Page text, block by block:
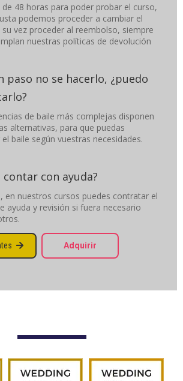
de 48 horas para poder probar el curso,
podemos proceder a cambiar el
vez proceder al reembolso, siempre
nuestras políticas de devolución
paso no se hacerlo, ¿puedo
de baile más complejas disponen
alternativas, para que puedas
baile según vuestras necesidades.
contar con ayuda?
en nuestros cursos puedes contratar el
ayuda y revisión si fuera necesario
 Adquirir